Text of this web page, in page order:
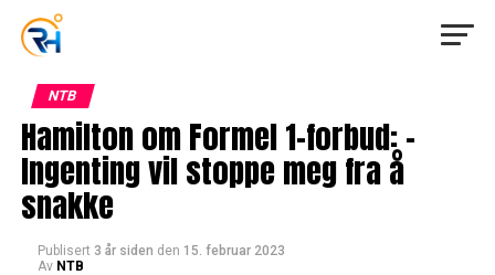
NTB
Hamilton om Formel 1-forbud: –
Ingenting vil stoppe meg fra å
snakke
Publisert 3 år siden den 15. februar 2023
Av NTB